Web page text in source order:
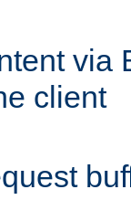
via
client